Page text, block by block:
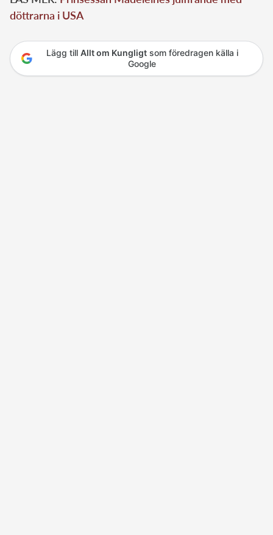
döttrarna i USA
Lägg till Allt om Kungligtsom föredragen källa i
Google